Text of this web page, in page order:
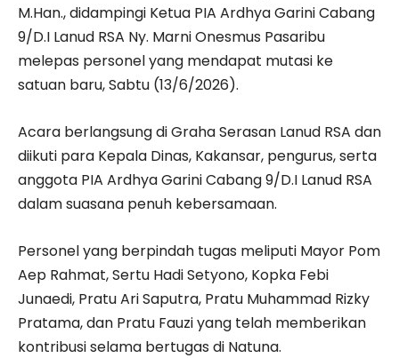
M.Han., didampingi Ketua PIA Ardhya Garini Cabang
9/D.I Lanud RSA Ny. Marni Onesmus Pasaribu
melepas personel yang mendapat mutasi ke
satuan baru, Sabtu (13/6/2026).
Acara berlangsung di Graha Serasan Lanud RSA dan
diikuti para Kepala Dinas, Kakansar, pengurus, serta
anggota PIA Ardhya Garini Cabang 9/D.I Lanud RSA
dalam suasana penuh kebersamaan.
Personel yang berpindah tugas meliputi Mayor Pom
Aep Rahmat, Sertu Hadi Setyono, Kopka Febi
Junaedi, Pratu Ari Saputra, Pratu Muhammad Rizky
Pratama, dan Pratu Fauzi yang telah memberikan
kontribusi selama bertugas di Natuna.